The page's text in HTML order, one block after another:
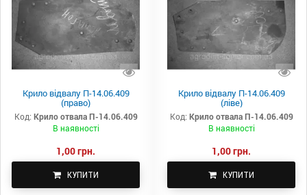
Крило відвалу П-14.06.409
(право)
Код: Крило отвала П-14.06.409
В наявності
1,00 грн.
КУПИТИ
Крило відвалу П-14.06.409
(ліве)
Код: Крило отвала П-14.06.409
В наявності
1,00 грн.
КУПИТИ